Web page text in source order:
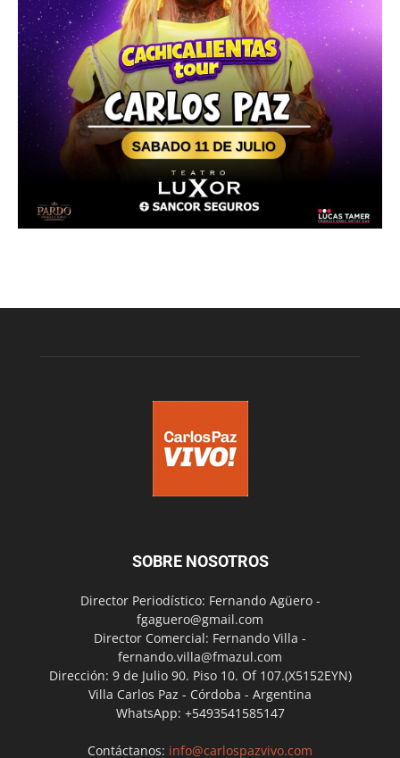
SOBRE NOSOTROS
Director Periodístico: Fernando Agüero -
fgaguero@gmail.com
Director Comercial: Fernando Villa -
fernando.villa@fmazul.com
Dirección: 9 de Julio 90. Piso 10. Of 107.(X5152EYN)
Villa Carlos Paz - Córdoba - Argentina
WhatsApp: +5493541585147
Contáctanos: info@carlospazvivo.com